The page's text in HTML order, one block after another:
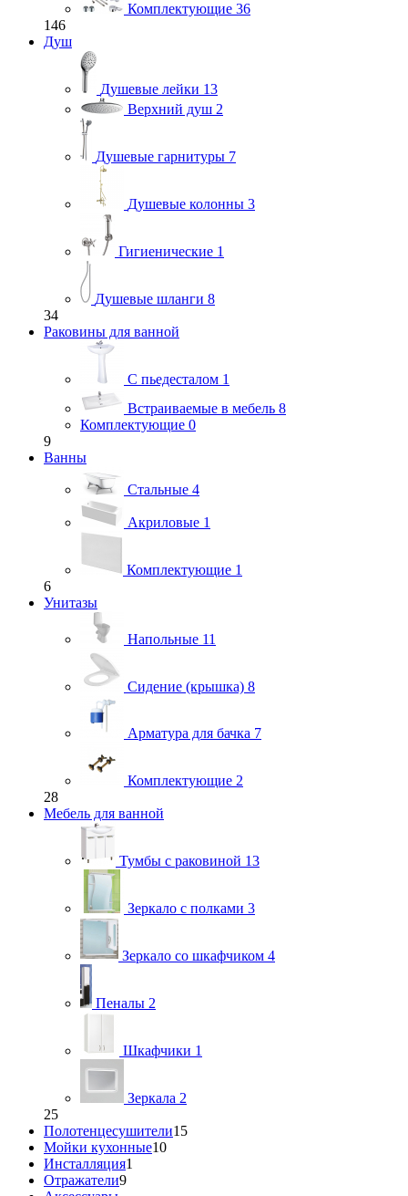
Комплектующие 36
146
Душ
Душевые лейки 13
Верхний душ 2
Душевые гарнитуры 7
Душевые колонны 3
Гигиенические 1
Душевые шланги 8
34
Раковины для ванной
С пьедесталом 1
Встраиваемые в мебель 8
Комплектующие 0
9
Ванны
Стальные 4
Акриловые 1
Комплектующие 1
6
Унитазы
Напольные 11
Сидение (крышка) 8
Арматура для бачка 7
Комплектующие 2
28
Мебель для ванной
Тумбы с раковиной 13
Зеркало с полками 3
Зеркало со шкафчиком 4
Пеналы 2
Шкафчики 1
Зеркала 2
25
Полотенцесушители15
Мойки кухонные10
Инсталляция1
Отражатели9